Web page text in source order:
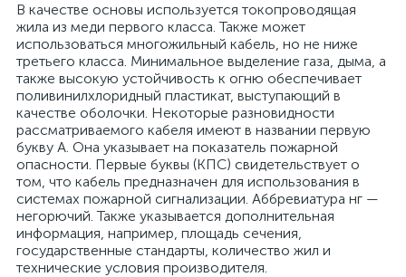
В качестве основы используется токопроводящая
жила из меди первого класса. Также может
использоваться многожильный кабель, но не ниже
третьего класса. Минимальное выделение газа, дыма, а
также высокую устойчивость к огню обеспечивает
поливинилхлоридный пластикат, выступающий в
качестве оболочки. Некоторые разновидности
рассматриваемого кабеля имеют в названии первую
букву А. Она указывает на показатель пожарной
опасности. Первые буквы (КПС) свидетельствует о
том, что кабель предназначен для использования в
системах пожарной сигнализации. Аббревиатура нг —
негорючий. Также указывается дополнительная
информация, например, площадь сечения,
государственные стандарты, количество жил и
технические условия производителя.